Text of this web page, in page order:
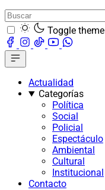
Toggle theme
Actualidad
Categorías
Política
Social
Policial
Espectáculo
Ambiental
Cultural
Institucional
Contacto